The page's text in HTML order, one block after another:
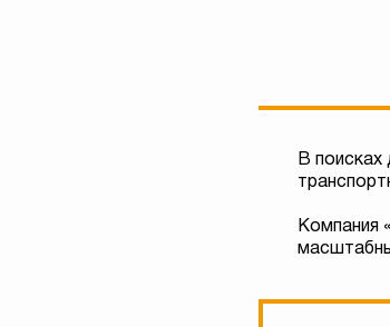
В поисках
Компания